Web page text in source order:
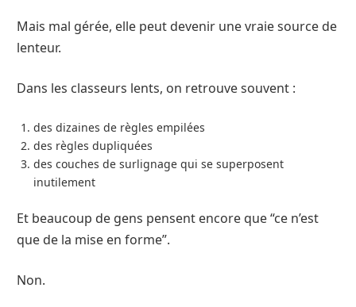
Mais mal gérée, elle peut devenir une vraie source de
lenteur.
Dans les classeurs lents, on retrouve souvent :
des dizaines de règles empilées
des règles dupliquées
des couches de surlignage qui se superposent
inutilement
Et beaucoup de gens pensent encore que “ce n’est
que de la mise en forme”.
Non.